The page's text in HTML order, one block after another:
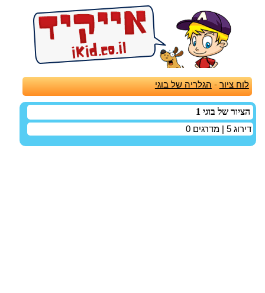
לוח ציור - הגלריה של בוגי
הציור של בוגי 1
דירוג 5 | מדרגים 0